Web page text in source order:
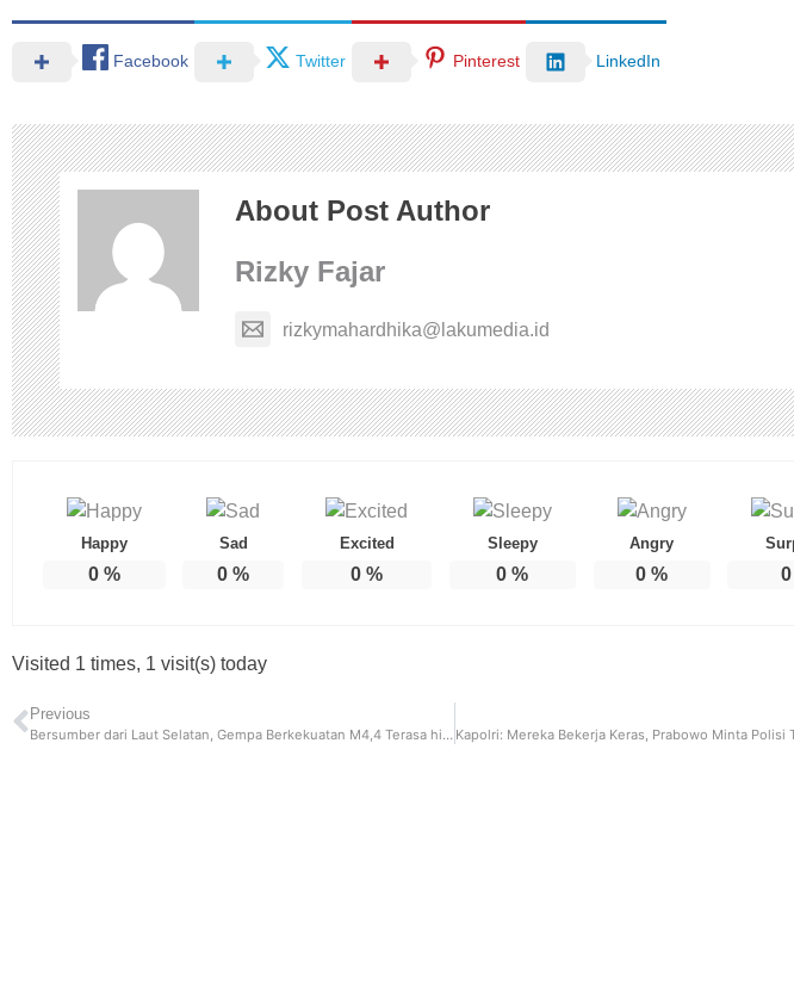
Facebook Twitter Pinterest LinkedIn
About Post Author
Rizky Fajar
rizkymahardhika@lakumedia.id
Happy
0%
Sad
0 %
Excited
0 %
Sleepy
0 %
Angry
0 % 0
Visited 1 times, 1 visit(s) today
Previous
Bersumber dari Laut Selatan, Gempa Berkekuatan M4,4 Terasa hingga Wilayah Garut dan Tasikmalaya